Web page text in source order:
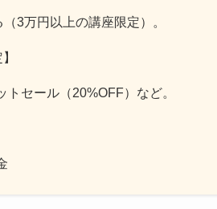
3万円以上の講座限定）。
セール（20%OFF）など。